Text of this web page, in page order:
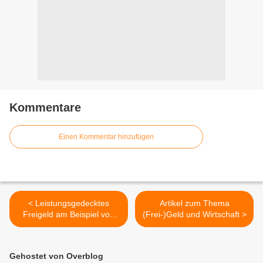
Kommentare
Einen Kommentar hinzufügen
< Leistungsgedecktes
Freigeld am Beispiel von
Rheingold
Artikel zum Thema
(Frei-)Geld und Wirtschaft >
Gehostet von Overblog